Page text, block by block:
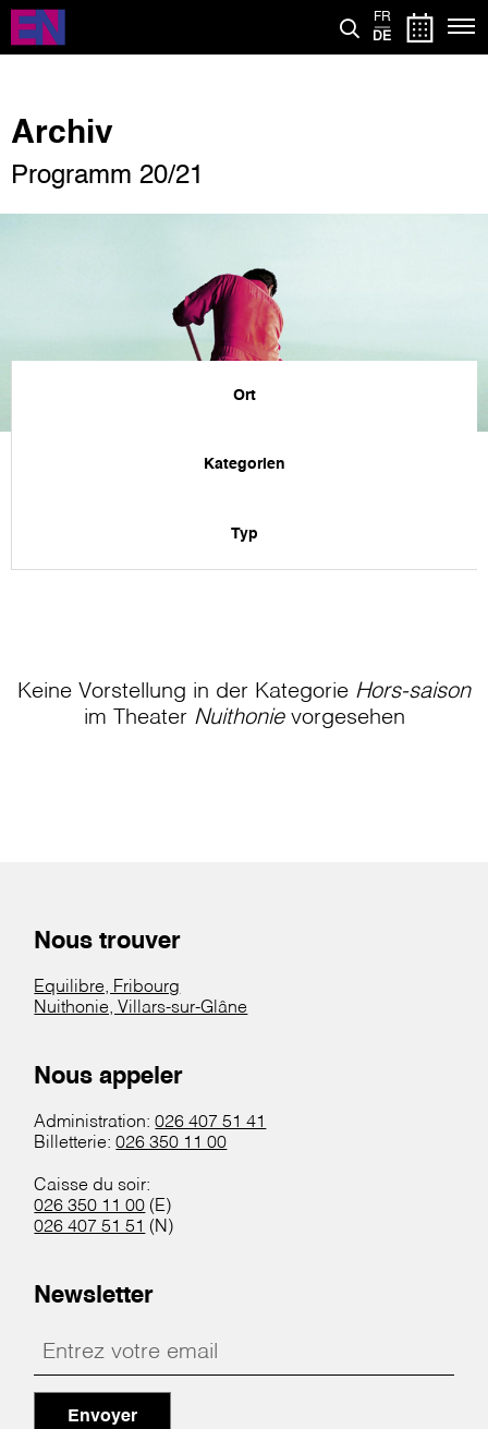
Direkt
zum
Inhalt
FR
DE
Archiv
Programm 20/21
Ort
Kategorien
Typ
Keine Vorstellung in der Kategorie Hors-saison
im Theater Nuithonievorgesehen
Nous trouver
Equilibre, Fribourg
Nuithonie, Villars-sur-Glâne
Nous appeler
Administration:026 407 51 41
Billetterie:026 350 11 00
Caisse du soir:
026 350 11 00 (E)
026 407 51 51 (N)
Newsletter
Envoyer